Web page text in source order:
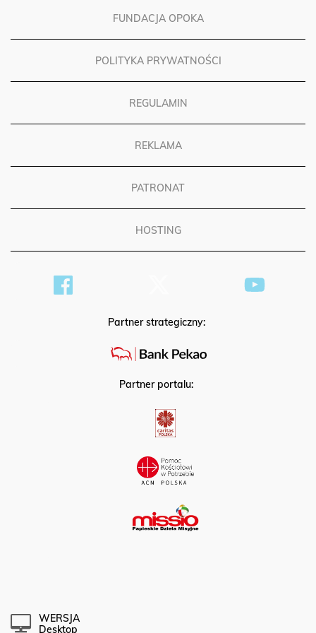
FUNDACJA OPOKA
POLITYKA PRYWATNOŚCI
REGULAMIN
REKLAMA
PATRONAT
HOSTING
Partner strategiczny:
Partner portalu:
WERSJA
Desktop